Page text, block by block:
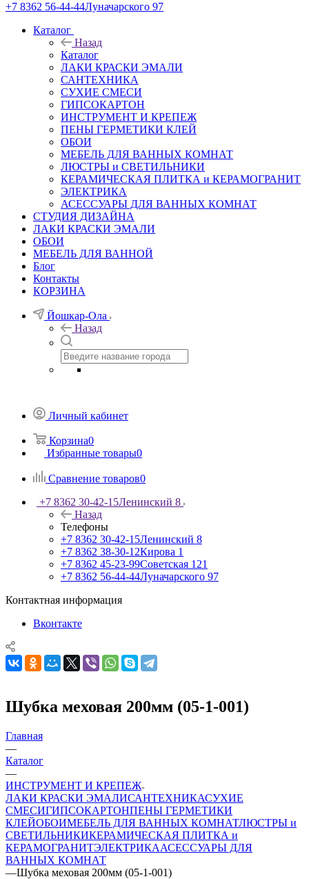
+7 8362 56-44-44Луначарского 97
Каталог
Назад
Каталог
ЛАКИ КРАСКИ ЭМАЛИ
САНТЕХНИКА
СУХИЕ СМЕСИ
ГИПСОКАРТОН
ИНСТРУМЕНТ И КРЕПЕЖ
ПЕНЫ ГЕРМЕТИКИ КЛЕЙ
ОБОИ
МЕБЕЛЬ ДЛЯ ВАННЫХ КОМНАТ
ЛЮСТРЫ и СВЕТИЛЬНИКИ
КЕРАМИЧЕСКАЯ ПЛИТКА и КЕРАМОГРАНИТ
ЭЛЕКТРИКА
АСЕССУАРЫ ДЛЯ ВАННЫХ КОМНАТ
СТУДИЯ ДИЗАЙНА
ЛАКИ КРАСКИ ЭМАЛИ
ОБОИ
МЕБЕЛЬ ДЛЯ ВАННОЙ
Блог
Контакты
КОРЗИНА
Йошкар-Ола
Назад
Личный кабинет
Корзина0
Избранные товары0
Сравнение товаров0
+7 8362 30-42-15Ленинский 8
Назад
Телефоны
+7 8362 30-42-15Ленинский 8
+7 8362 38-30-12Кирова 1
+7 8362 45-23-99Советская 121
+7 8362 56-44-44Луначарского 97
Контактная информация
Вконтакте
Шубка меховая 200мм (05-1-001)
Главная
—
Каталог
—
ИНСТРУМЕНТ И КРЕПЕЖ
ЛАКИ КРАСКИ ЭМАЛИСАНТЕХНИКАСУХИЕ
СМЕСИГИПСОКАРТОНПЕНЫ ГЕРМЕТИКИ
КЛЕЙОБОИМЕБЕЛЬ ДЛЯ ВАННЫХ КОМНАТЛЮСТРЫ и
СВЕТИЛЬНИКИКЕРАМИЧЕСКАЯ ПЛИТКА и
КЕРАМОГРАНИТЭЛЕКТРИКААСЕССУАРЫ ДЛЯ
ВАННЫХ КОМНАТ
—Шубка меховая 200мм (05-1-001)